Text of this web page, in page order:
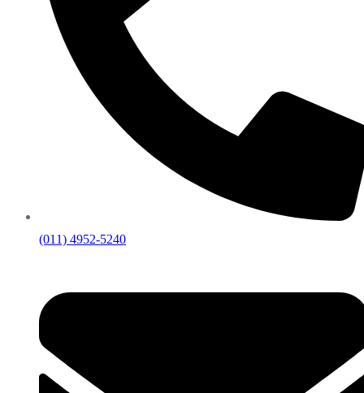
(011) 4952-5240